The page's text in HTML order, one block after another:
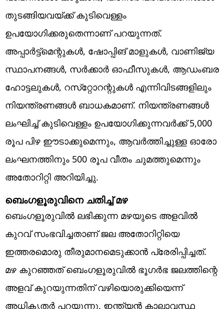
തുടങ്ങിയവയ്ക്ക് കുടിവെള്ളം
ഉപയോഗിക്കരുതെന്നാണ് പറയുന്നത്.
അപ്പാര്‍ട്ട്‌മെന്റുകള്‍, ഷോപ്പിങ് മാളുകള്‍, വാണിജ്യ
സ്ഥാപനങ്ങള്‍, സര്‍ക്കാര്‍ ഓഫീസുകള്‍, ആഡംബര
ഹോട്ടലുകള്‍, റസ്‌റ്റോറന്റുകള്‍ എന്നിവിടങ്ങളിലും
നിയന്ത്രണങ്ങള്‍ ബാധകമാണ്. നിയന്ത്രണങ്ങള്‍
ലംഘിച്ച് കുടിവെള്ളം ഉപയോഗിക്കുന്നവര്‍ക്ക് 5,000
രൂപ പിഴ ഈടാക്കുമെന്നും, ആവര്‍ത്തിച്ചുള്ള ഓരോ
ലംഘനത്തിനും 500 രൂപ വീതം ചുമത്തുമെന്നും
അതോറിറ്റി അറിയിച്ചു.
ബെംഗളൂരുവിനെ ചതിച്ച് മഴ
ബെംഗളൂരുവില്‍ ലഭിക്കുന്ന മഴയുടെ അളവില്‍
കുറവ് സംഭവിച്ചതാണ് ജല അതോറിറ്റിയെ
ഇത്തരമൊരു തീരുമാനമെടുക്കാന്‍ പ്രേരിപ്പിച്ചത്.
മഴ കുറഞ്ഞത് ബെംഗളൂരുവില്‍ ഭൂഗര്‍ഭ ജലത്തിന്റെ
അളവ് കുറയുന്നതിന് വഴിയൊരുക്കിയെന്ന്
അധികൃതര്‍ പറയുന്നു. ഇന്ത്യന്‍ കാലാവസ്ഥ